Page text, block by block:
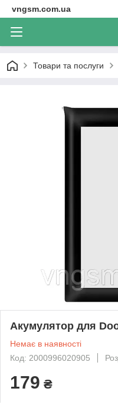
vngsm.com.ua
Товари та послуги
Акумулятор для
Немає в наявності
Код: 2000996020905
179 ₴